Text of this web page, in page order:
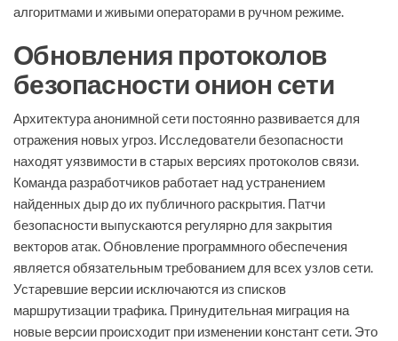
алгоритмами и живыми операторами в ручном режиме.
Обновления протоколов
безопасности онион сети
Архитектура анонимной сети постоянно развивается для
отражения новых угроз. Исследователи безопасности
находят уязвимости в старых версиях протоколов связи.
Команда разработчиков работает над устранением
найденных дыр до их публичного раскрытия. Патчи
безопасности выпускаются регулярно для закрытия
векторов атак. Обновление программного обеспечения
является обязательным требованием для всех узлов сети.
Устаревшие версии исключаются из списков
маршрутизации трафика. Принудительная миграция на
новые версии происходит при изменении констант сети. Это